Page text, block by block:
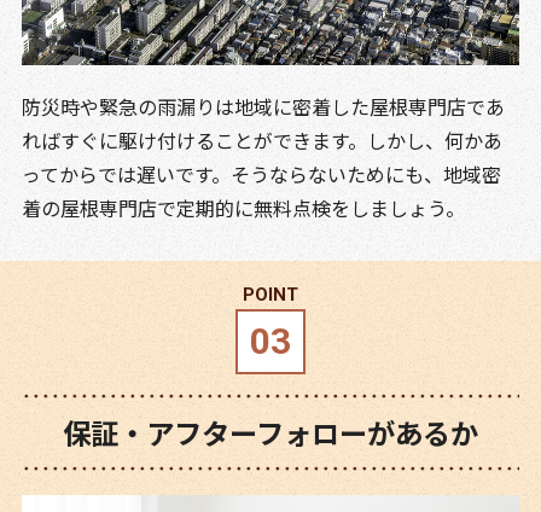
防災時や緊急の雨漏りは地域に密着した屋根専門店であ
ればすぐに駆け付けることができます。しかし、何かあ
ってからでは遅いです。そうならないためにも、地域密
着の屋根専門店で定期的に無料点検をしましょう。
保証・アフターフォローがあるか